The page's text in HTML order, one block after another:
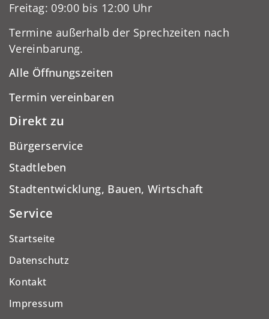
Freitag: 09:00 bis 12:00 Uhr
Termine außerhalb der Sprechzeiten nach
Vereinbarung.
Alle Öffnungszeiten
Termin vereinbaren
Direkt zu
Bürgerservice
Stadtleben
Stadtentwicklung, Bauen, Wirtschaft
Service
Startseite
Datenschutz
Kontakt
Impressum